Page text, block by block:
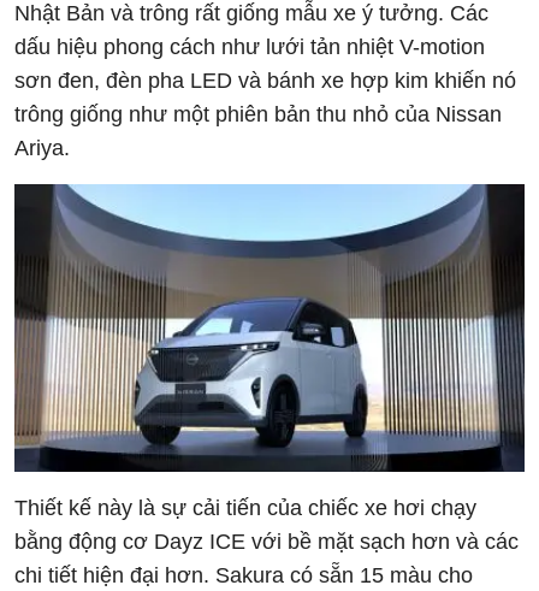
Nhật Bản và trông rất giống mẫu xe ý tưởng. Các
dấu hiệu phong cách như lưới tản nhiệt V-motion
sơn đen, đèn pha LED và bánh xe hợp kim khiến nó
trông giống như một phiên bản thu nhỏ của Nissan
Ariya.
Thiết kế này là sự cải tiến của chiếc xe hơi chạy
bằng động cơ Dayz ICE với bề mặt sạch hơn và các
chi tiết hiện đại hơn. Sakura có sẵn 15 màu cho